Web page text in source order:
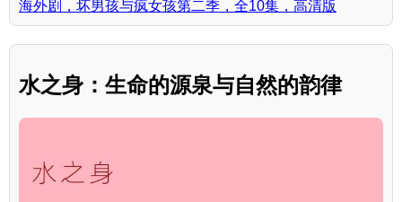
海外剧，坏男孩与疯女孩第二季，全10集，高清版
水之身：生命的源泉与自然的韵律